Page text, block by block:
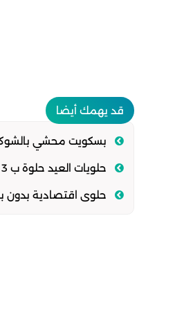
قد يهمك أيضا
بسكويت محشي
حلويات العيد حلوة ب 3 اشكال مختلفة من عجينة واحدة سهلة وهشة تذوب في الفم
حلوى اقتصادية بدون